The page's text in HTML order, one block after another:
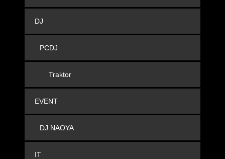
DJ
PCDJ
Traktor
EVENT
DJ NAOYA
IT